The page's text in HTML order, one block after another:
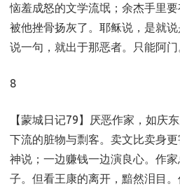
恼羞成怒的文学流氓；余杰手里
被他挫骨扬灰了。耶稣说，是就
说一句，就出于那恶者。只能阿门
8
【蒙城日记79】厌恶作家，如庆
下流的脏物与剽客。卖文比卖身
神说；一边赚钱一边演良心。作
子。但看王康的离开，黯然泪目